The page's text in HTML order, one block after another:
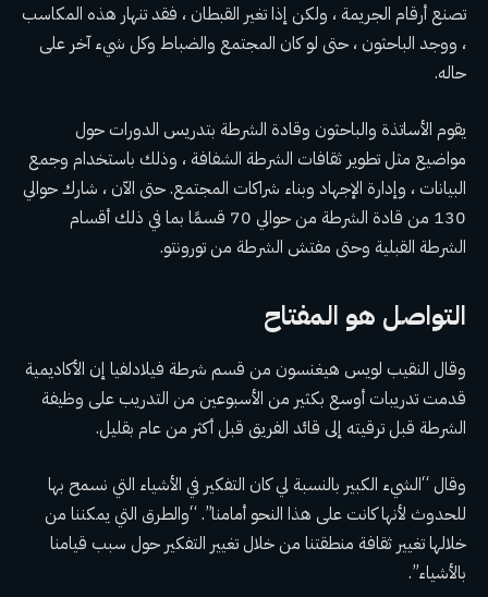
تصنع أرقام الجريمة ، ولكن إذا تغير القبطان ، فقد تنهار هذه المكاسب
، ووجد الباحثون ، حتى لو كان المجتمع والضباط وكل شيء آخر على
حاله.
يقوم الأساتذة والباحثون وقادة الشرطة بتدريس الدورات حول
مواضيع مثل تطوير ثقافات الشرطة الشفافة ، وذلك باستخدام وجمع
البيانات ، وإدارة الإجهاد وبناء شراكات المجتمع. حتى الآن ، شارك حوالي
130 من قادة الشرطة من حوالي 70 قسمًا بما في ذلك أقسام
الشرطة القبلية وحتى مفتش الشرطة من تورونتو.
التواصل هو المفتاح
وقال النقيب لويس هيغنسون من قسم شرطة فيلادلفيا إن الأكاديمية
قدمت تدريبات أوسع بكثير من الأسبوعين من التدريب على وظيفة
الشرطة قبل ترقيته إلى قائد الفريق قبل أكثر من عام بقليل.
وقال “الشيء الكبير بالنسبة لي كان التفكير في الأشياء التي نسمح بها
للحدوث لأنها كانت على هذا النحو أمامنا”. “والطرق التي يمكننا من
خلالها تغيير ثقافة منطقتنا من خلال تغيير التفكير حول سبب قيامنا
بالأشياء”.